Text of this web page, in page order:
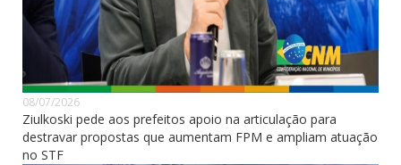
08/07/2026
Ziulkoski pede aos prefeitos apoio na articulação para
destravar propostas que aumentam FPM e ampliam atuação
no STF